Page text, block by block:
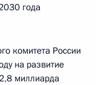
года
комитета России
на развитие
миллиарда